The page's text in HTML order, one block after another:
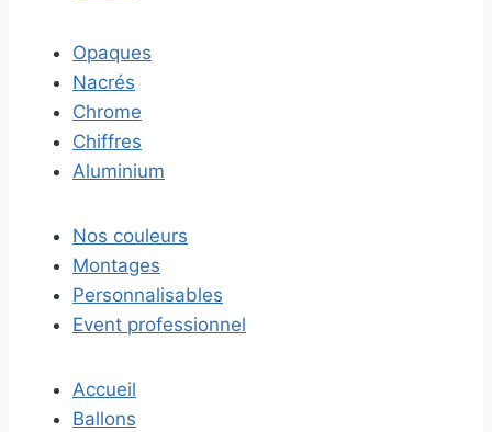
Opaques
Nacrés
Chrome
Chiffres
Aluminium
Nos couleurs
Montages
Personnalisables
Event professionnel
Accueil
Ballons